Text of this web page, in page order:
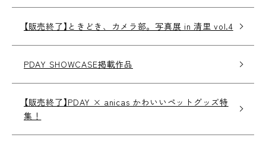
【販売終了】ときどき、カメラ部。写真展 in 清里 vol.4
PDAY SHOWCASE掲載作品
【販売終了】PDAY × anicas かわいいペットグッズ特
集！